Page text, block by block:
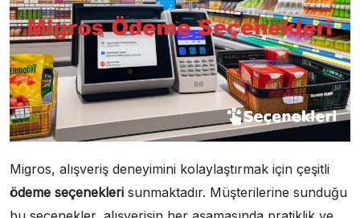
Migros, alışveriş deneyimini kolaylaştırmak için çeşitli
ödeme seçenekleri sunmaktadır. Müşterilerine sunduğu